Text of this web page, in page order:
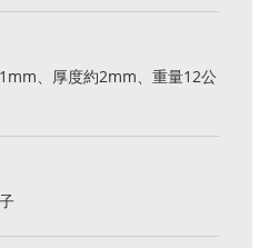
、厚度約2mm、重量12公